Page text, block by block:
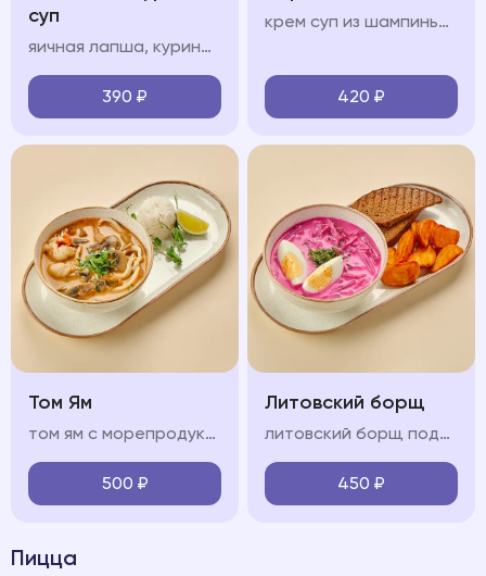
суп
яичная лапша, куриный бульон, филе цыпленка, куриное яйцо, зелень
390 ₽
крем суп из шампиньонов, сливки, чеснок, ухарики
420 ₽
Том Ям
том ям с морепродуктами на кокосовом молоке с кальмарами, креветкой, мидиями, грибами шиитаке и шампиньонами, подается с рисом
500 ₽
Литовский борщ
литовский борщ подается картофелем спайс и черным хлебом
450 ₽
Пицца